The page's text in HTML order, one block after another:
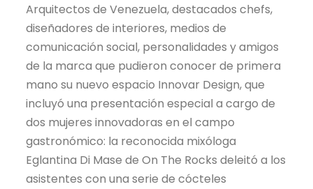
Arquitectos de Venezuela, destacados chefs,
diseñadores de interiores, medios de
comunicación social, personalidades y amigos
de la marca que pudieron conocer de primera
mano su nuevo espacio Innovar Design, que
incluyó una presentación especial a cargo de
dos mujeres innovadoras en el campo
gastronómico: la reconocida mixóloga
Eglantina Di Mase de On The Rocks deleitó a los
asistentes con una serie de cócteles